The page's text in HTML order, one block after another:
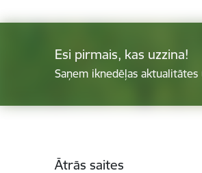
Esi pirmais, kas uzzina!
Saņem iknedēļas
Ātrās saites